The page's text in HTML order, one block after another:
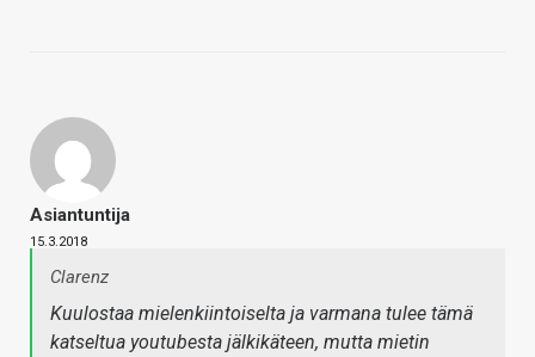
Asiantuntija
15.3.2018
Clarenz
Kuulostaa mielenkiintoiselta ja varmana tulee tämä
katseltua youtubesta jälkikäteen, mutta mietin